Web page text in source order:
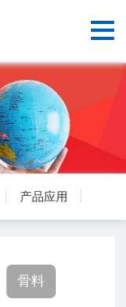
产品应用
骨料